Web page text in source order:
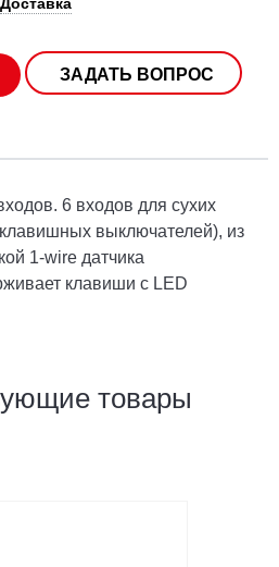
ЗАДАТЬ ВОПРОС
6 входов для сухих
выключателей), из
1-wire датчика
клавиши с LED
товары